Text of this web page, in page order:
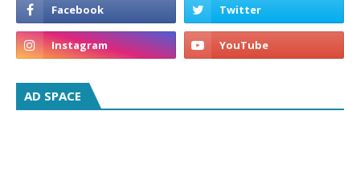
AD SPACE